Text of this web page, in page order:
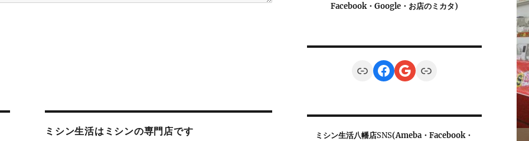
ミシン生活はミシンの専門店です
Facebook・Google・お店のミカタ)
LinkFacebook
Google
Link
ミシン生活八幡店SNS(Ameba・Facebook・